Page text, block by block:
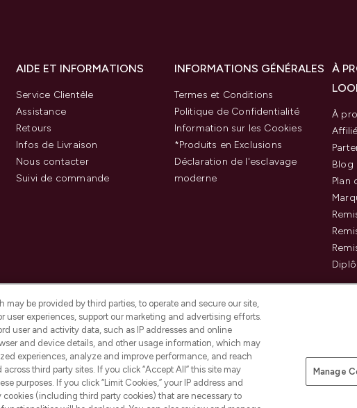
AIDE ET INFORMATIONS
Service Clientèle
Assistance
Retours
Infos de Livraison
Nous contacter
Suivi de commande
INFORMATIONS GÉNÉRALES
Termes et Conditions
Politique de Confidentialité
Information sur les Cookies
*Produits en Exclusions
Déclaration de l'esclavage
moderne
À
À
Blog
Plan
Munich Payer en toute sécurité
be provided by third parties, to operate and secure our site,
experiences, support our marketing and advertising efforts.
user and activity data, such as IP addresses and online
and device details, and other usage information, which may
experiences, analyze and improve performance, and reach
third party sites. If you click “Accept All” this site may
purposes. If you click “Limit Cookies,” your IP address and
(including third party cookies) that are necessary to
Manage